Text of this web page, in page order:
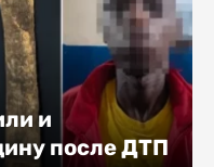
и
после ДТП